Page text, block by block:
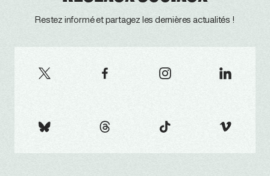
Restez informé et partagez les dernières actualités !